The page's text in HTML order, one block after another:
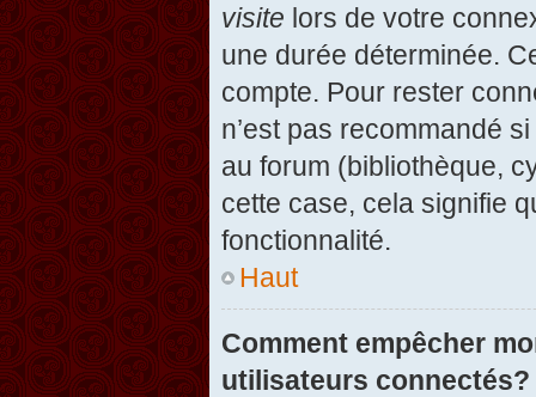
visite lors de votre
une durée déterminée.
compte. Pour rester
n’est pas recommandé
au forum (bibliothèque,
cette case, cela signifie
fonctionnalité.
Haut
Comment empêcher
utilisateurs connectés?